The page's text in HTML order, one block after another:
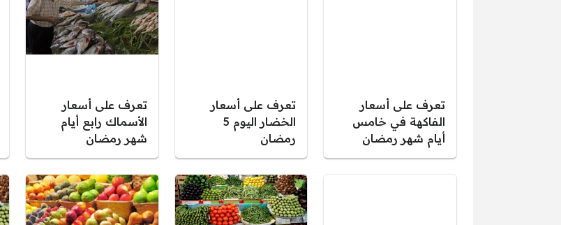
تعرف على أسعار
الفاكهة في خامس
أيام شهر رمضان
تعرف على أسعار
الخضار اليوم 5
رمضان
تعرف على أسعار
الأسماك رابع أيام
شهر رمضان